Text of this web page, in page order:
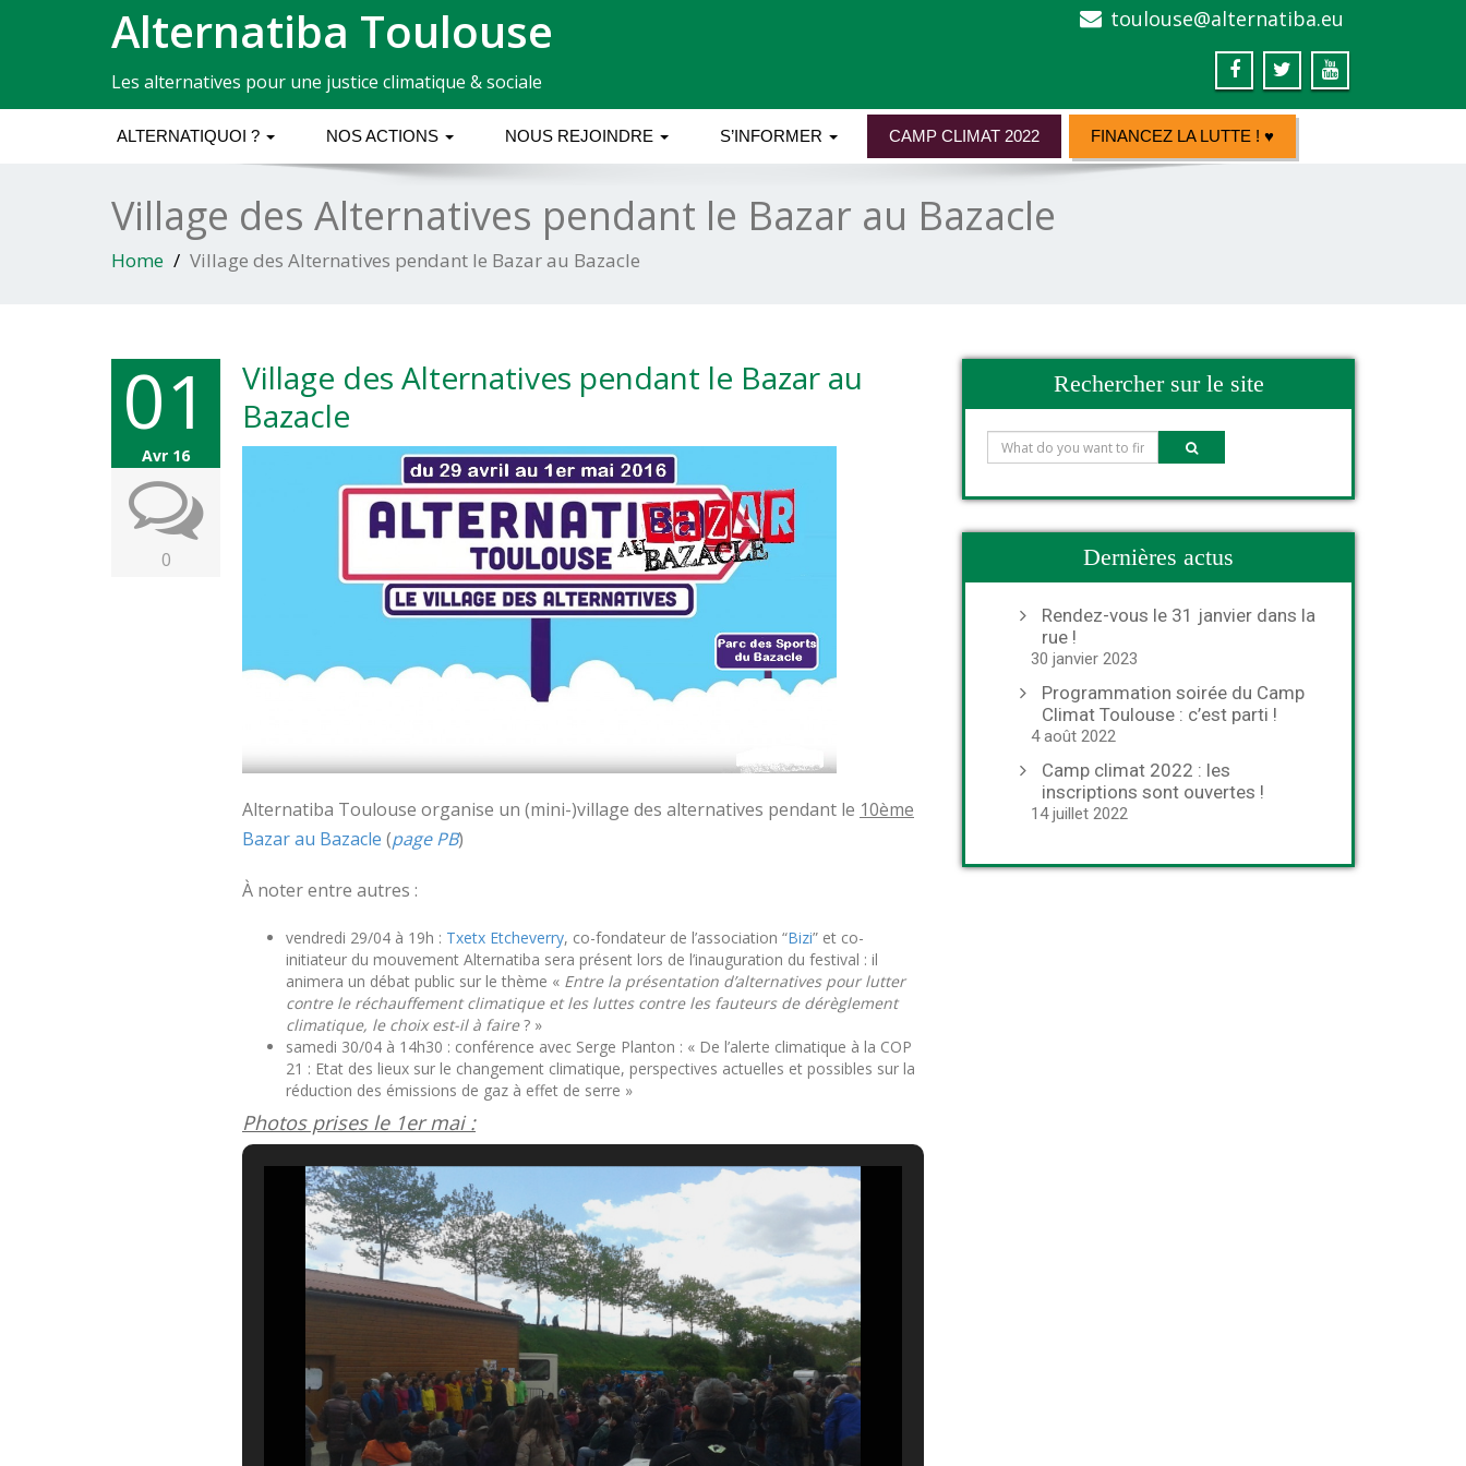
Alternatiba Toulouse
Les alternatives pour une justice climatique & sociale
toulouse@alternatiba.eu
ALTERNATIQUOI ? NOS ACTIONS NOUS REJOINDRE S’INFORMER CAMP CLIMAT 2022 FINANCEZ LA LUTTE ! ♥
Village des Alternatives pendant le Bazar au Bazacle
Home Village des Alternatives pendant le Bazar au Bazacle
01
Avr 16
0
Village des Alternatives pendant le Bazar au
Bazacle
Alternatiba Toulouse organise un (mini-)village des alternatives pendant le 10ème
Bazar au Bazacle (page PB)
À noter entre autres :
vendredi 29/04 à 19h : Txetx Etcheverry, co-fondateur de l’association “Bizi” et co-
initiateur du mouvement Alternatiba sera présent lors de l’inauguration du festival : il
animera un débat public sur le thème « Entre la présentation d’alternatives pour lutter
contre le réchauffement climatique et les luttes contre les fauteurs de dérèglement
climatique, le choix est-il à faire? »
samedi 30/04 à 14h30 : conférence avec Serge Planton : « De l’alerte climatique à la COP
21 : Etat des lieux sur le changement climatique, perspectives actuelles et possibles sur la
réduction des émissions de gaz à effet de serre »
Photos prises le 1er mai :
Rechercher sur le site
Dernières actus
Rendez-vous le 31 janvier dans la
rue !
30 janvier 2023
Programmation soirée du Camp
Climat Toulouse : c’est parti !
4 août 2022
Camp climat 2022 : les
inscriptions sont ouvertes !
14 juillet 2022